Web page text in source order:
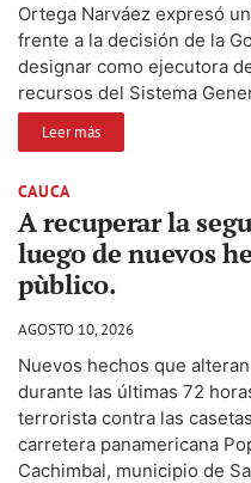
Ortega Narváez expresó
frente a la decisión de la
designar como ejecutora
recursos del Sistema
Leer más
CAUCA
A recuperar la
luego de nuevos
pùblico.
AGOSTO 10, 2026
Nuevos hechos que
durante las últimas 72
terrorista contra las
carretera panamericana
Cachimbal, municipio de